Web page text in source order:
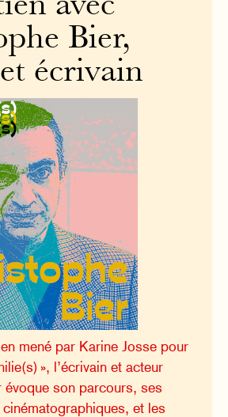
avec
Bier,
écrivain
mené par Karine Josse pour
», l’écrivain et acteur
son parcours, ses
et les